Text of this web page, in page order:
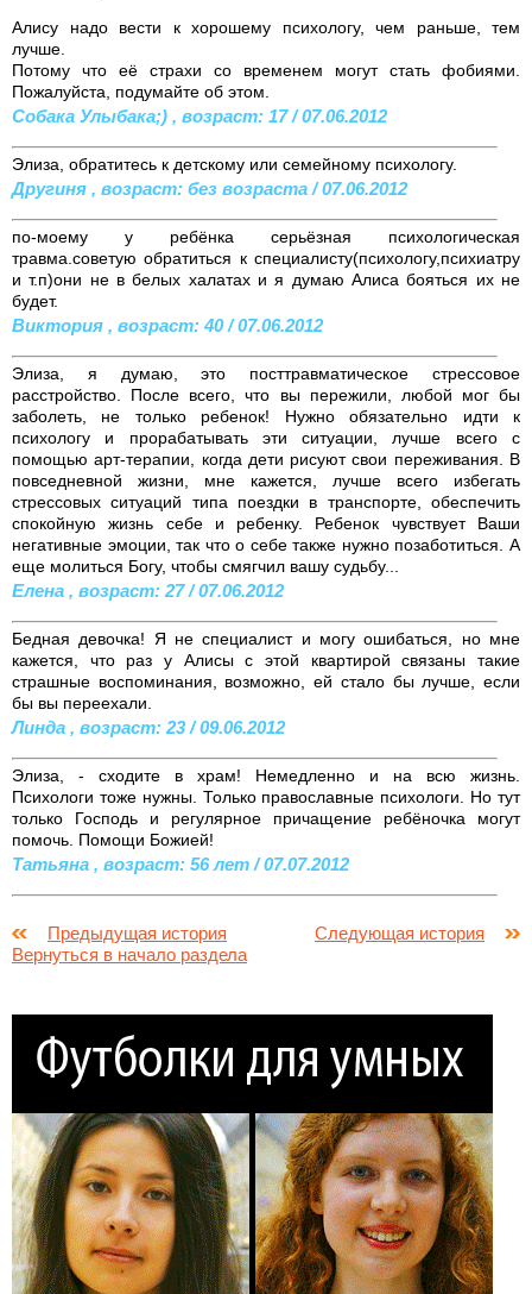
Алису надо вести к хорошему психологу, чем раньше, тем
лучше.
Потому что её страхи со временем могут стать фобиями.
Пожалуйста, подумайте об этом.
Собака Улыбака;) , возраст: 17 / 07.06.2012
Элиза, обратитесь к детскому или семейному психологу.
Другиня , возраст: без возраста / 07.06.2012
по-моему у ребёнка серьёзная психологическая
травма.советую обратиться к специалисту(психологу,психиатру
и т.п)они не в белых халатах и я думаю Алиса бояться их не
будет.
Виктория , возраст: 40 / 07.06.2012
Элиза, я думаю, это посттравматическое стрессовое
расстройство. После всего, что вы пережили, любой мог бы
заболеть, не только ребенок! Нужно обязательно идти к
психологу и прорабатывать эти ситуации, лучше всего с
помощью арт-терапии, когда дети рисуют свои переживания. В
повседневной жизни, мне кажется, лучше всего избегать
стрессовых ситуаций типа поездки в транспорте, обеспечить
спокойную жизнь себе и ребенку. Ребенок чувствует Ваши
негативные эмоции, так что о себе также нужно позаботиться. А
еще молиться Богу, чтобы смягчил вашу судьбу...
Елена , возраст: 27 / 07.06.2012
Бедная девочка! Я не специалист и могу ошибаться, но мне
кажется, что раз у Алисы с этой квартирой связаны такие
страшные воспоминания, возможно, ей стало бы лучше, если
бы вы переехали.
Линда , возраст: 23 / 09.06.2012
Элиза, - сходите в храм! Немедленно и на всю жизнь.
Психологи тоже нужны. Только православные психологи. Но тут
только Господь и регулярное причащение ребёночка могут
помочь. Помощи Божией!
Татьяна , возраст: 56 лет / 07.07.2012
Предыдущая история
Следующая история
Вернуться в начало раздела